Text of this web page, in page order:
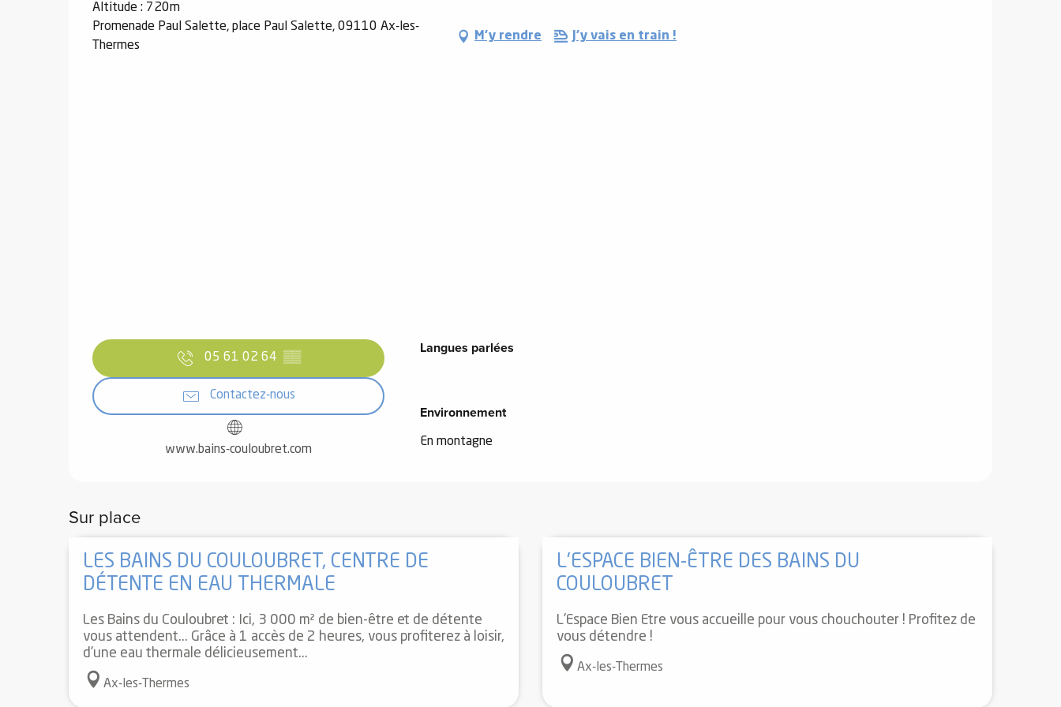
Altitude : 720m
Promenade Paul Salette, place Paul Salette, 09110 Ax-les-
Thermes
M'y rendre J'y vais en train !
05 61 02 64 ▒▒
Contactez-nous
www.bains-couloubret.com
Langues parlées
Langues parlées
Environnement
Environnement
En montagne
Sur place
LES BAINS DU COULOUBRET, CENTRE DE
DÉTENTE EN EAU THERMALE
Les Bains du Couloubret : Ici, 3 000 m² de bien-être et de détente
vous attendent... Grâce à 1 accès de 2 heures, vous profiterez à loisir,
d'une eau thermale délicieusement...
Ax-les-Thermes
L'ESPACE BIEN-ÊTRE DES BAINS DU
COULOUBRET
L'Espace Bien Etre vous accueille pour vous chouchouter ! Profitez de
vous détendre !
Ax-les-Thermes